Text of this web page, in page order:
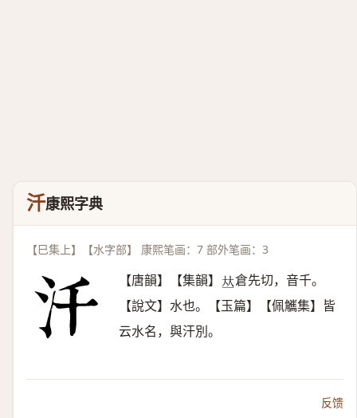
汘康熙字典
【巳集上】【水字部】 康熙笔画：7 部外笔画：3
【唐韻】【集韻】 𠀤倉先切，音千。
【說文】水也。【玉篇】【佩觿集】皆
云水名，與汗別。
反馈